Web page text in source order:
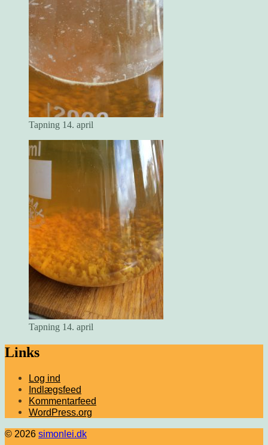
Tapning 14. april
Tapning 14. april
Links
Log ind
Indlægsfeed
Kommentarfeed
WordPress.org
© 2026 simonlei.dk